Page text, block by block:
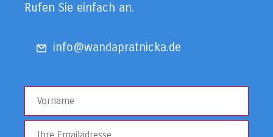
Rufen Sie einfach an.
info@wandapratnicka.de